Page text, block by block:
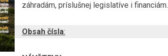
záhradám, príslušnej legislatíve i financiám.
Obsah čísla: